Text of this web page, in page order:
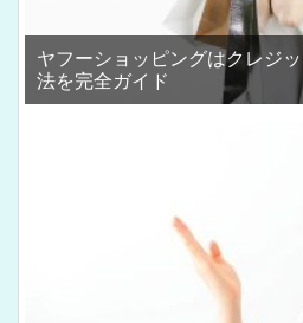
ヤフーショッピングはクレジ
法を完全ガイド